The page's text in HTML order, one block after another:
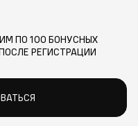
ПО 100 БОНУСНЫХ
РЕГИСТРАЦИИ